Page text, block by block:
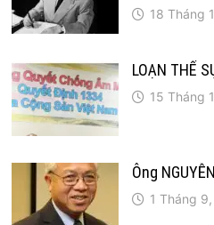
18 Tháng
LOẠN THẾ
15 Tháng
Ông
1 Tháng